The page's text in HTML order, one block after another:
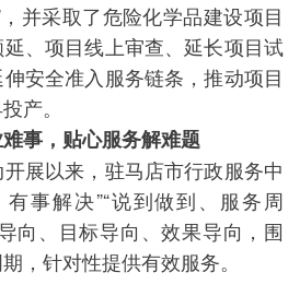
并采取了危险化学品建设项目
、项目线上审查、延长项目试
安全准入服务链条，推动项目
产。
事，贴心服务解难题
以来，驻马店市行政服务中
事解决”“说到做到、服务周
向、目标导向、效果导向，围
，针对性提供有效服务。